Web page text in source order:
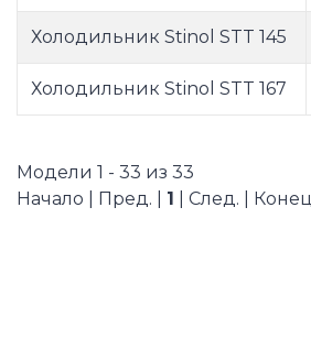
Холодильник Stinol STT 145
Холодильник Stinol STT 167
Модели 1 - 33 из 33
Начало | Пред. | 1 | След. | Конец